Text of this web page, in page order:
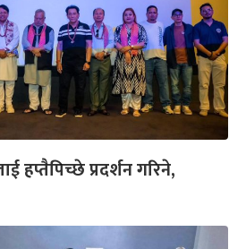
हप्तैपिच्छे प्रदर्शन गरिने,